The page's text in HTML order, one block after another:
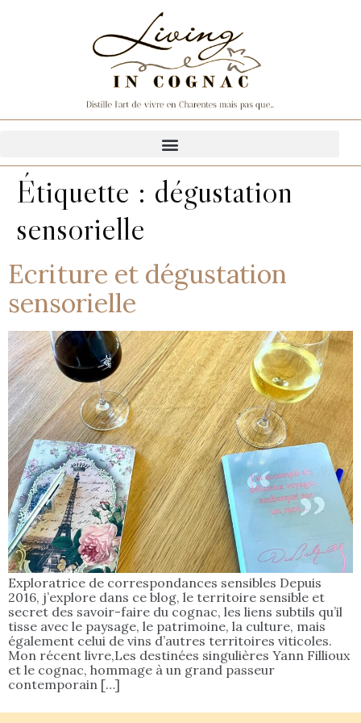
Étiquette : dégustation
sensorielle
Ecriture et dégustation
sensorielle
Exploratrice de correspondances sensibles Depuis
2016, j’explore dans ce blog, le territoire sensible et
secret des savoir-faire du cognac, les liens subtils qu’il
tisse avec le paysage, le patrimoine, la culture, mais
également celui de vins d’autres territoires viticoles.
Mon récent livre,Les destinées singulières Yann Fillioux
et le cognac, hommage à un grand passeur
contemporain […]